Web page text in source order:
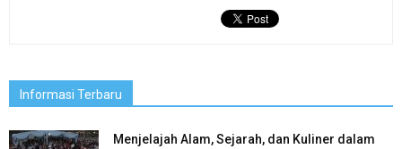
Informasi Terbaru
Menjelajah Alam, Sejarah, dan Kuliner dalam